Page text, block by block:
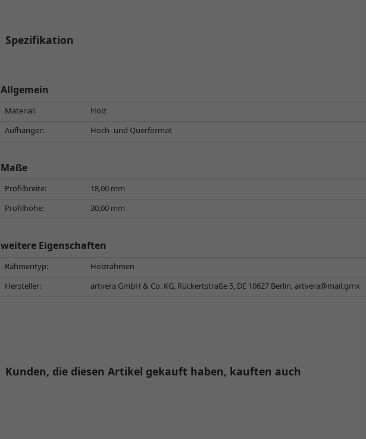
Spezifikation
Allgemein
Material:
Holz
Aufhänger:
Hoch- und Querformat
Maße
Profilbreite:
18,00 mm
Profilhöhe:
30,00 mm
weitere Eigenschaften
Rahmentyp:
Holzrahmen
Hersteller:
artvera GmbH & Co. KG, Rückertstraße 5, DE 10627 Berlin,artvera@mail.gmx
Kunden, die diesen Artikel gekauft haben, kauften auch